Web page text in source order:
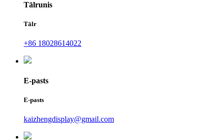
Tālrunis
Tālr
+86 18028614022
E-pasts
E-pasts
kaizhengdisplay@gmail.com